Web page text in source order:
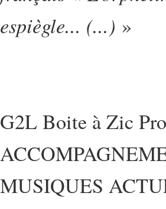
espiègle... (...) »
G2L Boite à Zic
MUSIQUES